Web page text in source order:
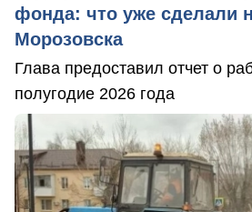
фонда: что уже сделали
Морозовска
Глава предоставил отчет о
полугодие 2026 года